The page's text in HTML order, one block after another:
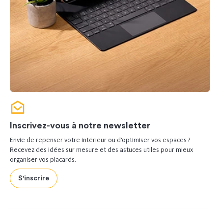
Inscrivez-vous à notre newsletter
Envie de repenser votre intérieur ou d’optimiser vos espaces ?
Recevez des idées sur mesure et des astuces utiles pour mieux
organiser vos placards.
S'inscrire